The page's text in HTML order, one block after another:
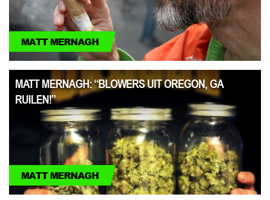
MATT MERNAGH
MATT MERNAGH
MATT MERNAGH: “BLOWERS UIT OREGON, GA
RUILEN!”